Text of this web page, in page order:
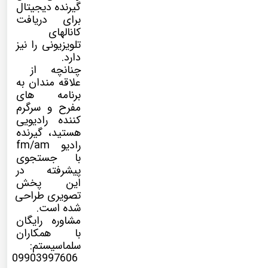
گیرنده دیجیتال
برای دریافت
کانالهای
تلویزیونی را نیز
دارد.
چنانچه از
علاقه مندان به
برنامه های
مفرح و سرگرم
کننده رادیویی
هستید، گیرنده
رادیو fm/am
با جستجوی
پیشرفته در
این پخش
تصویری طراحی
شده است.
مشاوره رایگان
با همکاران
سلماسیستم:
09903997606